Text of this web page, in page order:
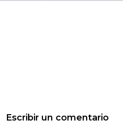
Escribir un comentario